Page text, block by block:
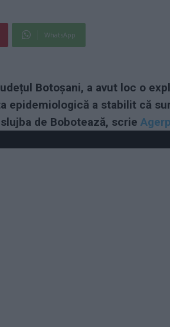
WhatsApp
Botoșani, a avut loc o
epidemiologică a stabilit că
de Bobotează, scrie